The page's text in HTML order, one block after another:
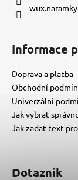
wux.naramky
Informace
Doprava a platba
Obchodní
Univerzální
Jak vybrat
Jak zadat text
Dotazník